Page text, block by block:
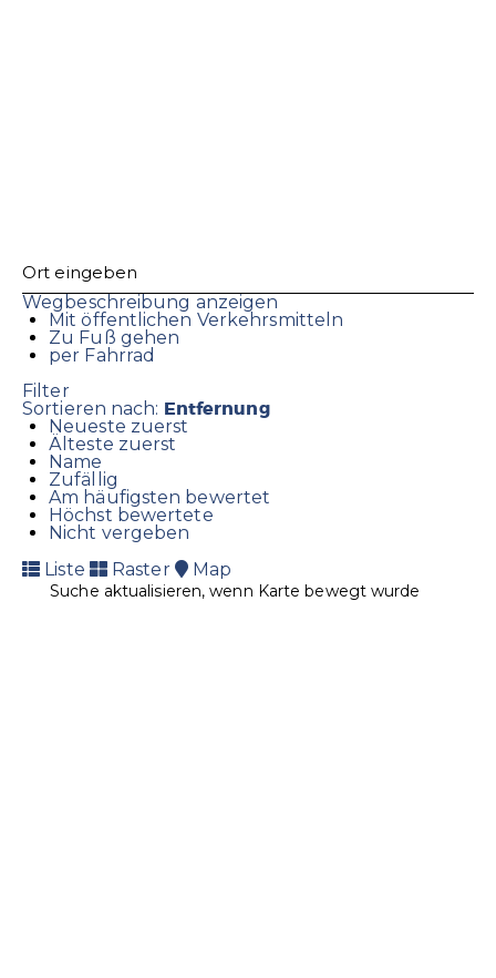
Wegbeschreibung anzeigen
Mit öffentlichen Verkehrsmitteln
Zu Fuß gehen
per Fahrrad
Filter
Sortieren nach: Entfernung
Neueste zuerst
Älteste zuerst
Name
Zufällig
Am häufigsten bewertet
Höchst bewertete
Nicht vergeben
Liste
Raster Map
Suche aktualisieren, wenn Karte bewegt wurde